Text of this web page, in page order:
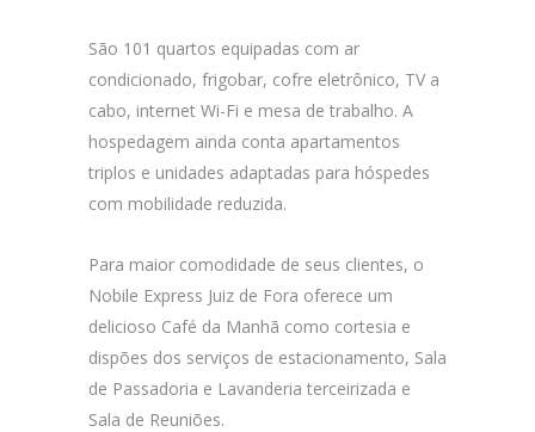
São 101 quartos equipadas com ar
condicionado, frigobar, cofre eletrônico, TV a
cabo, internet Wi-Fi e mesa de trabalho. A
hospedagem ainda conta apartamentos
triplos e unidades adaptadas para hóspedes
com mobilidade reduzida.
Para maior comodidade de seus clientes, o
Nobile Express Juiz de Fora oferece um
delicioso Café da Manhã como cortesia e
dispões dos serviços de estacionamento, Sala
de Passadoria e Lavanderia terceirizada e
Sala de Reuniões.